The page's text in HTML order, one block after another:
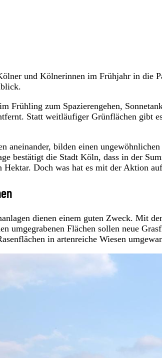
und Kölnerinnen im Frühjahr in die
Frühling zum Spazierengehen,
Statt weitläufiger Grünflächen gibt
aneinander, bilden einen
bestätigt die Stadt Köln, dass in der
Doch was hat es mit der Aktion
dienen einem guten Zweck. Mit
umgegrabenen Flächen sollen neue
in artenreiche Wiesen